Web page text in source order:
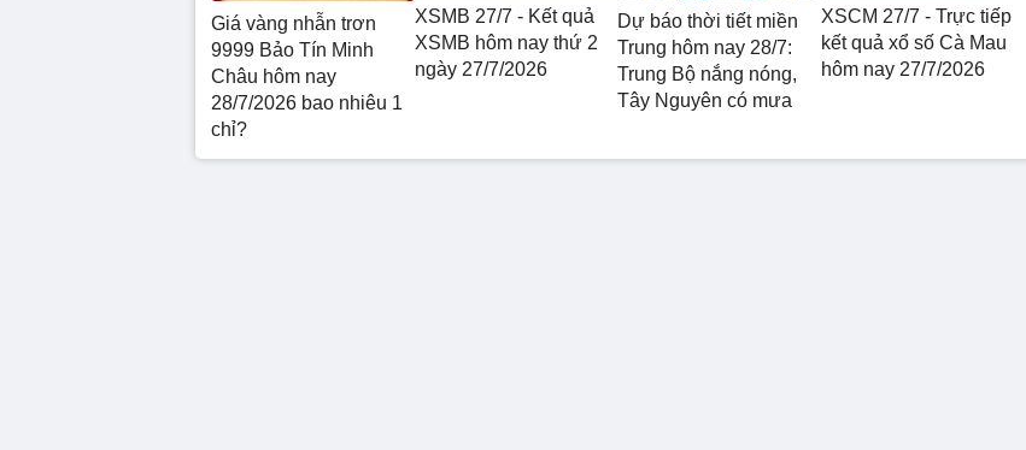
Giá vàng nhẫn trơn
9999 Bảo Tín Minh
Châu hôm nay
28/7/2026 bao nhiêu 1
chỉ?
XSMB 27/7 - Kết quả
XSMB hôm nay thứ 2
ngày 27/7/2026
Dự báo thời tiết miền
Trung hôm nay 28/7:
Trung Bộ nắng nóng,
Tây Nguyên có mưa
XSCM 27/7 - Trực tiếp
kết quả xổ số Cà Mau
hôm nay 27/7/2026